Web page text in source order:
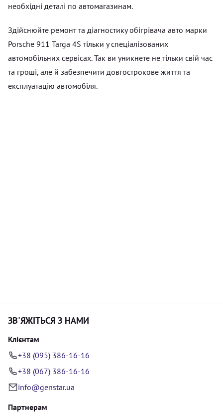
необхідні деталі по автомагазинам.
Здійснюйте ремонт та діагностику обігрівача авто марки
Porsche 911 Targa 4S тільки у спеціалізованих
автомобільних сервісах. Так ви уникнете не тільки свій час
та гроші, але й забезпечити довгострокове життя та
експлуатацію автомобіля.
ЗВ'ЯЖІТЬСЯ З НАМИ
Клієнтам
+38 (095) 386-16-16
+38 (067) 386-16-16
info@genstar.ua
Партнерам